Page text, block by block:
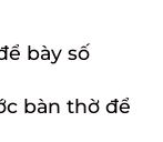
bày số
bàn thờ để